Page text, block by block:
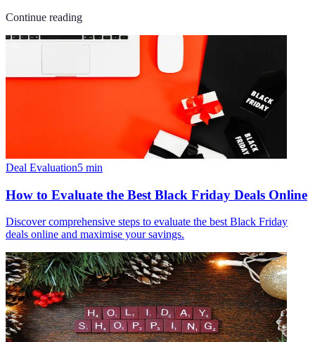
Continue reading
Deal Evaluation5 min
How to Evaluate the Best Black Friday Deals Online
Discover comprehensive steps to evaluate the best Black Friday
deals online and maximise your savings.